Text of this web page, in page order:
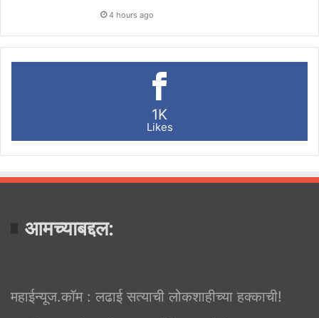
4 hours ago
1K
Likes
आमच्याबद्दल:
महाईन्यूज.कॉम : लढाई सत्याची लोकशाहीच्या हक्काची!